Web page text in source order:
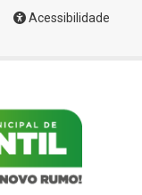
Acessibilidade